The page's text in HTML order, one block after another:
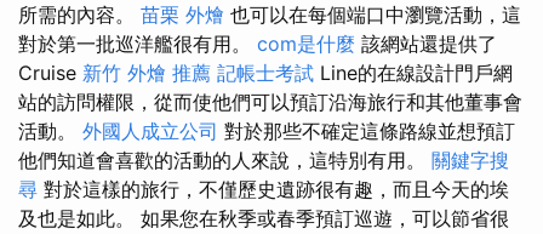
所需的內容。 苗栗 外燴 也可以在每個端口中瀏覽活動，這
對於第一批巡洋艦很有用。 com是什麼 該網站還提供了
Cruise 新竹 外燴 推薦 記帳士考試 Line的在線設計門戶網
站的訪問權限，從而使他們可以預訂沿海旅行和其他董事會
活動。 外國人成立公司 對於那些不確定這條路線並想預訂
他們知道會喜歡的活動的人來說，這特別有用。 關鍵字搜
尋 對於這樣的旅行，不僅歷史遺跡很有趣，而且今天的埃
及也是如此。 如果您在秋季或春季預訂巡遊，可以節省很